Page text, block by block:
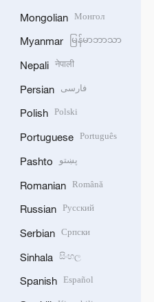
Mongolian Монгол
Myanmar မြန်မာဘာသာ
Nepali नेपाली
Persian فارسی
Polish Polski
Portuguese Português
Pashto پښتو
Romanian Română
Russian Русский
Serbian Српски
Sinhala සිංහල
Spanish Español